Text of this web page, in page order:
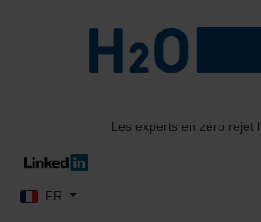
Les experts en zéro rejet
Sélectionnez votre langue
FR